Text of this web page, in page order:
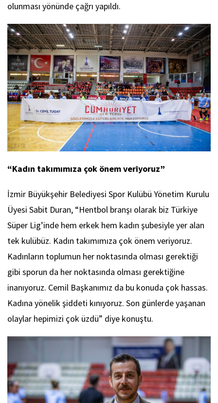
olunması yönünde çağrı yapıldı.
“Kadın takımımıza çok önem veriyoruz”
İzmir Büyükşehir Belediyesi Spor Kulübü Yönetim Kurulu
Üyesi Sabit Duran, “Hentbol branşı olarak biz Türkiye
Süper Lig’inde hem erkek hem kadın şubesiyle yer alan
tek kulübüz. Kadın takımımıza çok önem veriyoruz.
Kadınların toplumun her noktasında olması gerektiği
gibi sporun da her noktasında olması gerektiğine
inanıyoruz. Cemil Başkanımız da bu konuda çok hassas.
Kadına yönelik şiddeti kınıyoruz. Son günlerde yaşanan
olaylar hepimizi çok üzdü” diye konuştu.